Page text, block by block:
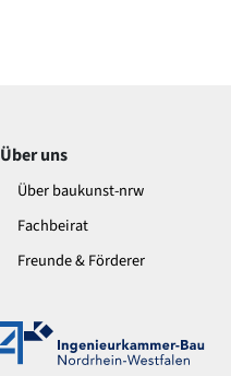
Über uns
Über baukunst-nrw
Fachbeirat
Freunde & Förderer